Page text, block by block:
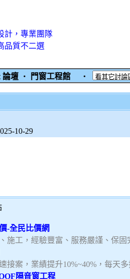
計，專業團隊
品質不二選
論壇 ‧ 門窗工程館 ‧
10-29
-全民比價網
施工，經驗豐富、服務嚴謹、保
接案，業績提升10%~40%，每天
隔音窗工程